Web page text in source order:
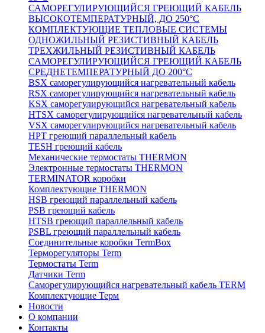
САМОРЕГУЛИРУЮЩИЙСЯ ГРЕЮЩИЙ КАБЕЛЬ
ВЫСОКОТЕМПЕРАТУРНЫЙ, ДО 250°С
КОМПЛЕКТУЮЩИЕ ТЕПЛОВЫЕ СИСТЕМЫ
ОДНОЖИЛЬНЫЙ РЕЗИСТИВНЫЙ КАБЕЛЬ
ТРЕХЖИЛЬНЫЙ РЕЗИСТИВНЫЙ КАБЕЛЬ
САМОРЕГУЛИРУЮЩИЙСЯ ГРЕЮЩИЙ КАБЕЛЬ
СРЕДНЕТЕМПЕРАТУРНЫЙ ДО 200°С
BSX саморегулирующийся нагревательный кабель
RSX саморегулирующийся нагревательный кабель
KSX саморегулирующийся нагревательный кабель
HTSX саморегулирующийся нагревательный кабель
VSX саморегулирующийся нагревательный кабель
НРТ греющий параллельный кабель
TESH греющий кабель
Механические термостаты THERMON
Электронные термостаты THERMON
TERMINATOR коробки
Комплектующие THERMON
HSB греющий параллельный кабель
PSB греющий кабель
HTSB греющий параллельный кабель
PSBL греющий параллельный кабель
Соединительные коробки TermBox
Терморегуляторы Term
Термостаты Term
Датчики Term
Саморегулирующийся нагревательный кабель TERM
Комплектующие Терм
Новости
О компании
Контакты